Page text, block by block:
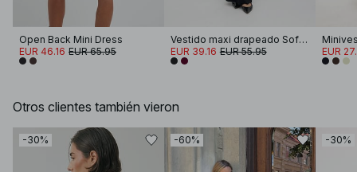
Open Back Mini Dress
EUR 46.16 EUR 65.95
Vestido maxi drapeado Soft Line
EUR 39.16 EUR 55.95
EUR
Otros clientes también vieron
-30% -60% -30%